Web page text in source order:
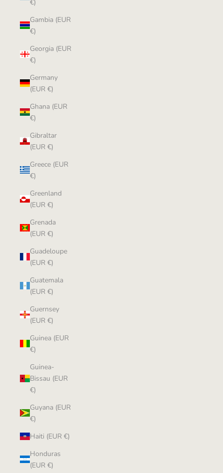
€)
Gambia (EUR
€)
Georgia (EUR
€)
Germany
(EUR €)
Ghana (EUR
€)
Gibraltar
(EUR €)
Greece (EUR
€)
Greenland
(EUR €)
Grenada
(EUR €)
Guadeloupe
(EUR €)
Guatemala
(EUR €)
Guernsey
(EUR €)
Guinea (EUR
€)
Guinea-
Bissau (EUR
€)
Guyana (EUR
€)
Haiti (EUR €)
Honduras
(EUR €)